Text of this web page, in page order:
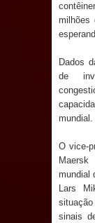
milhões
Dados
de
O vice-
mundial
Lars
sinais